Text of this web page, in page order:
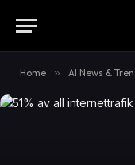
Home » AI News &